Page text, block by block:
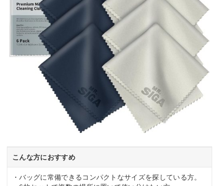
こんな方におすすめ
・バッグに常備できるコンパクトなサイズを探している方。